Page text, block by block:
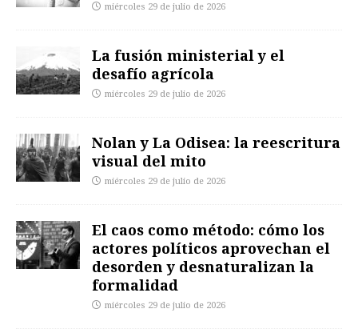
miércoles 29 de julio de 2026
La fusión ministerial y el
desafío agrícola
miércoles 29 de julio de 2026
Nolan y La Odisea: la reescritura
visual del mito
miércoles 29 de julio de 2026
El caos como método: cómo los
actores políticos aprovechan el
desorden y desnaturalizan la
formalidad
miércoles 29 de julio de 2026